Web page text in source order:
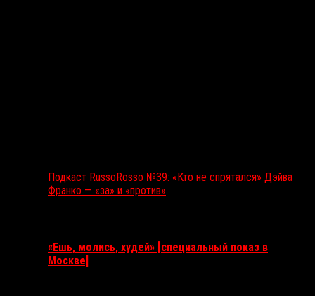
Подкаст RussoRosso №39: «Кто не спрятался» Дэйва
Франко — «за» и «против»
«Ешь, молись, худей» [специальный показ в
Москве]